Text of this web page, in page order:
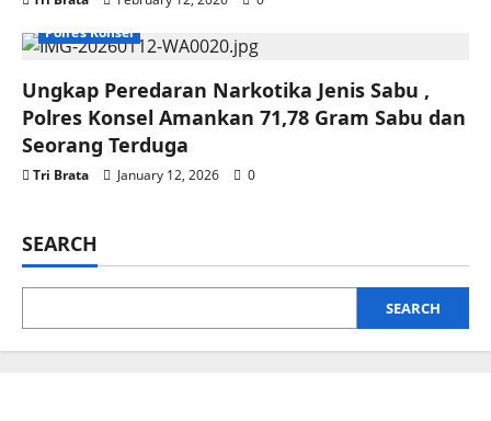
Polres Konsel
Ungkap Peredaran Narkotika Jenis Sabu ,
Polres Konsel Amankan 71,78 Gram Sabu dan
Seorang Terduga
Tri Brata January 12, 2026 0
SEARCH
SEARCH